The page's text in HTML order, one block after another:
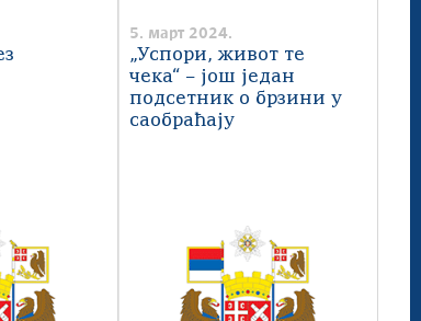
5. март 2024.
„Успори, живот те
чека“ – још један
подсетник о брзини у
саобраћају